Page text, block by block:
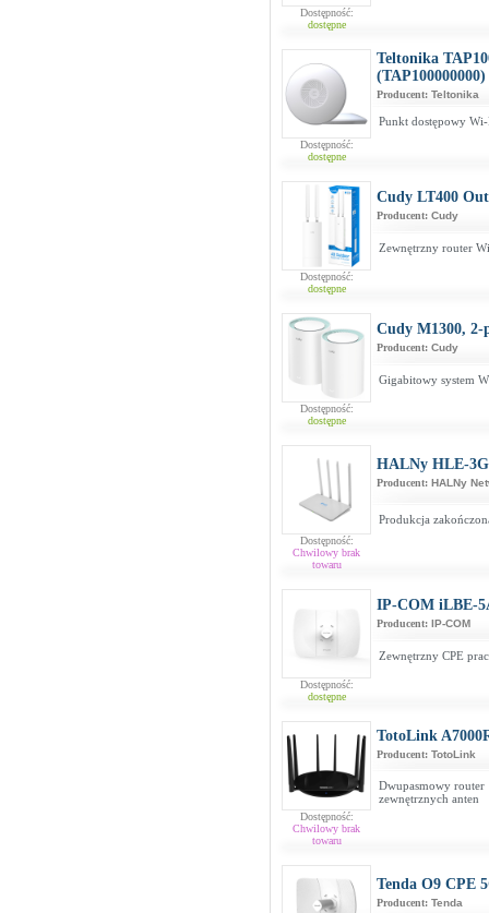
Dostępność:
dostępne
Dostępność:
dostępne
Teltonika
(TAP100000000)
Producent: Teltonika
Punkt dostępowy
Dostępność:
dostępne
Cudy LT400
Producent: Cudy
Zewnętrzny router
Dostępność:
dostępne
Cudy M1300, 2-
Producent: Cudy
Gigabitowy system
Dostępność:
Chwilowy brak
towaru
HALNy HLE-
Producent: HALNy
Produkcja
Dostępność:
dostępne
IP-COM iLBE-
Producent: IP-COM
Zewnętrzny CPE
Dostępność:
Chwilowy brak
towaru
TotoLink
Producent: TotoLink
Dwupasmowy
zewnętrznych anten
Tenda O9 CPE
Producent: Tenda